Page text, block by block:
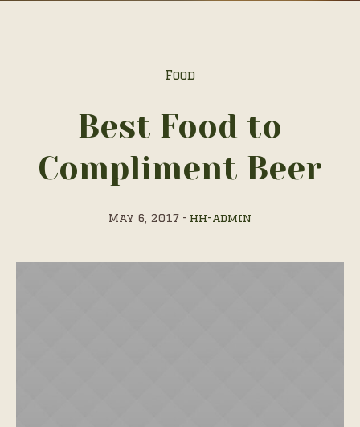
Food
Best Food to
Compliment Beer
May 6, 2017 hh-admin